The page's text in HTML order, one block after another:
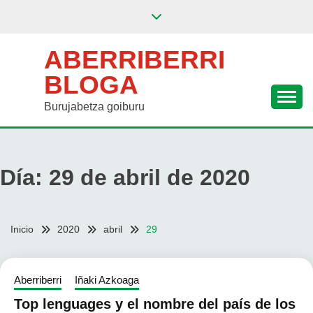
ABERRIBERRI
BLOGA
Burujabetza goiburu
Día: 29 de abril de 2020
Inicio 2020 abril 29
Aberriberri Iñaki Azkoaga
Top lenguages y el nombre del país de los